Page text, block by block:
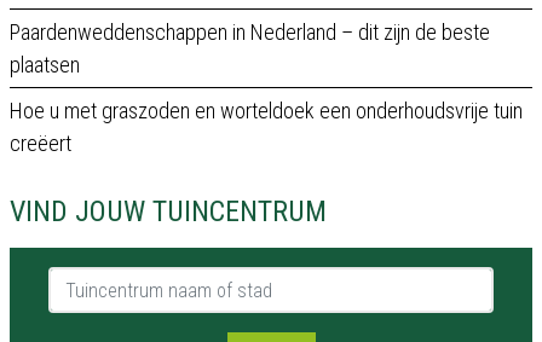
Paardenweddenschappen in Nederland – dit zijn de beste
plaatsen
Hoe u met graszoden en worteldoek een onderhoudsvrije tuin
creëert
VIND JOUW TUINCENTRUM
Tuincentrum naam of stad